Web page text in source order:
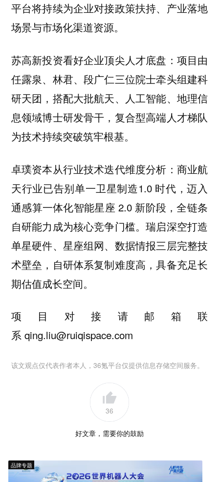
平台将持续为企业对接政策扶持、产业落地
场景与市场化渠道资源。
苏高新投资看好企业顶尖人才底盘： 项目由
任露泉、林君、段广仁三位院士牵头组建科
研天团，搭配大批航天、人工智能、地理信
息领域博士研发骨干，复合型高端人才梯队
为技术持续突破筑牢根基。
卓璞资本从行业技术迭代维度分析： 商业航
天行业已告别单一卫星制造1.0 时代，迈入
通感算一体化智能星座 2.0 新阶段，全链条
自研能力成为核心竞争门槛。瑞启深空打造
单星硬件、星座组网、数据情报三层完整技
术壁垒，自研体系复制难度高，具备充足长
期估值成长空间。
项目对接请邮箱联
系 qing.liu@ruiqispace.com
该文观点仅代表作者本人，36氪平台仅提供信息存储空间服务。
36
好文章，需要你的鼓励
品牌专题